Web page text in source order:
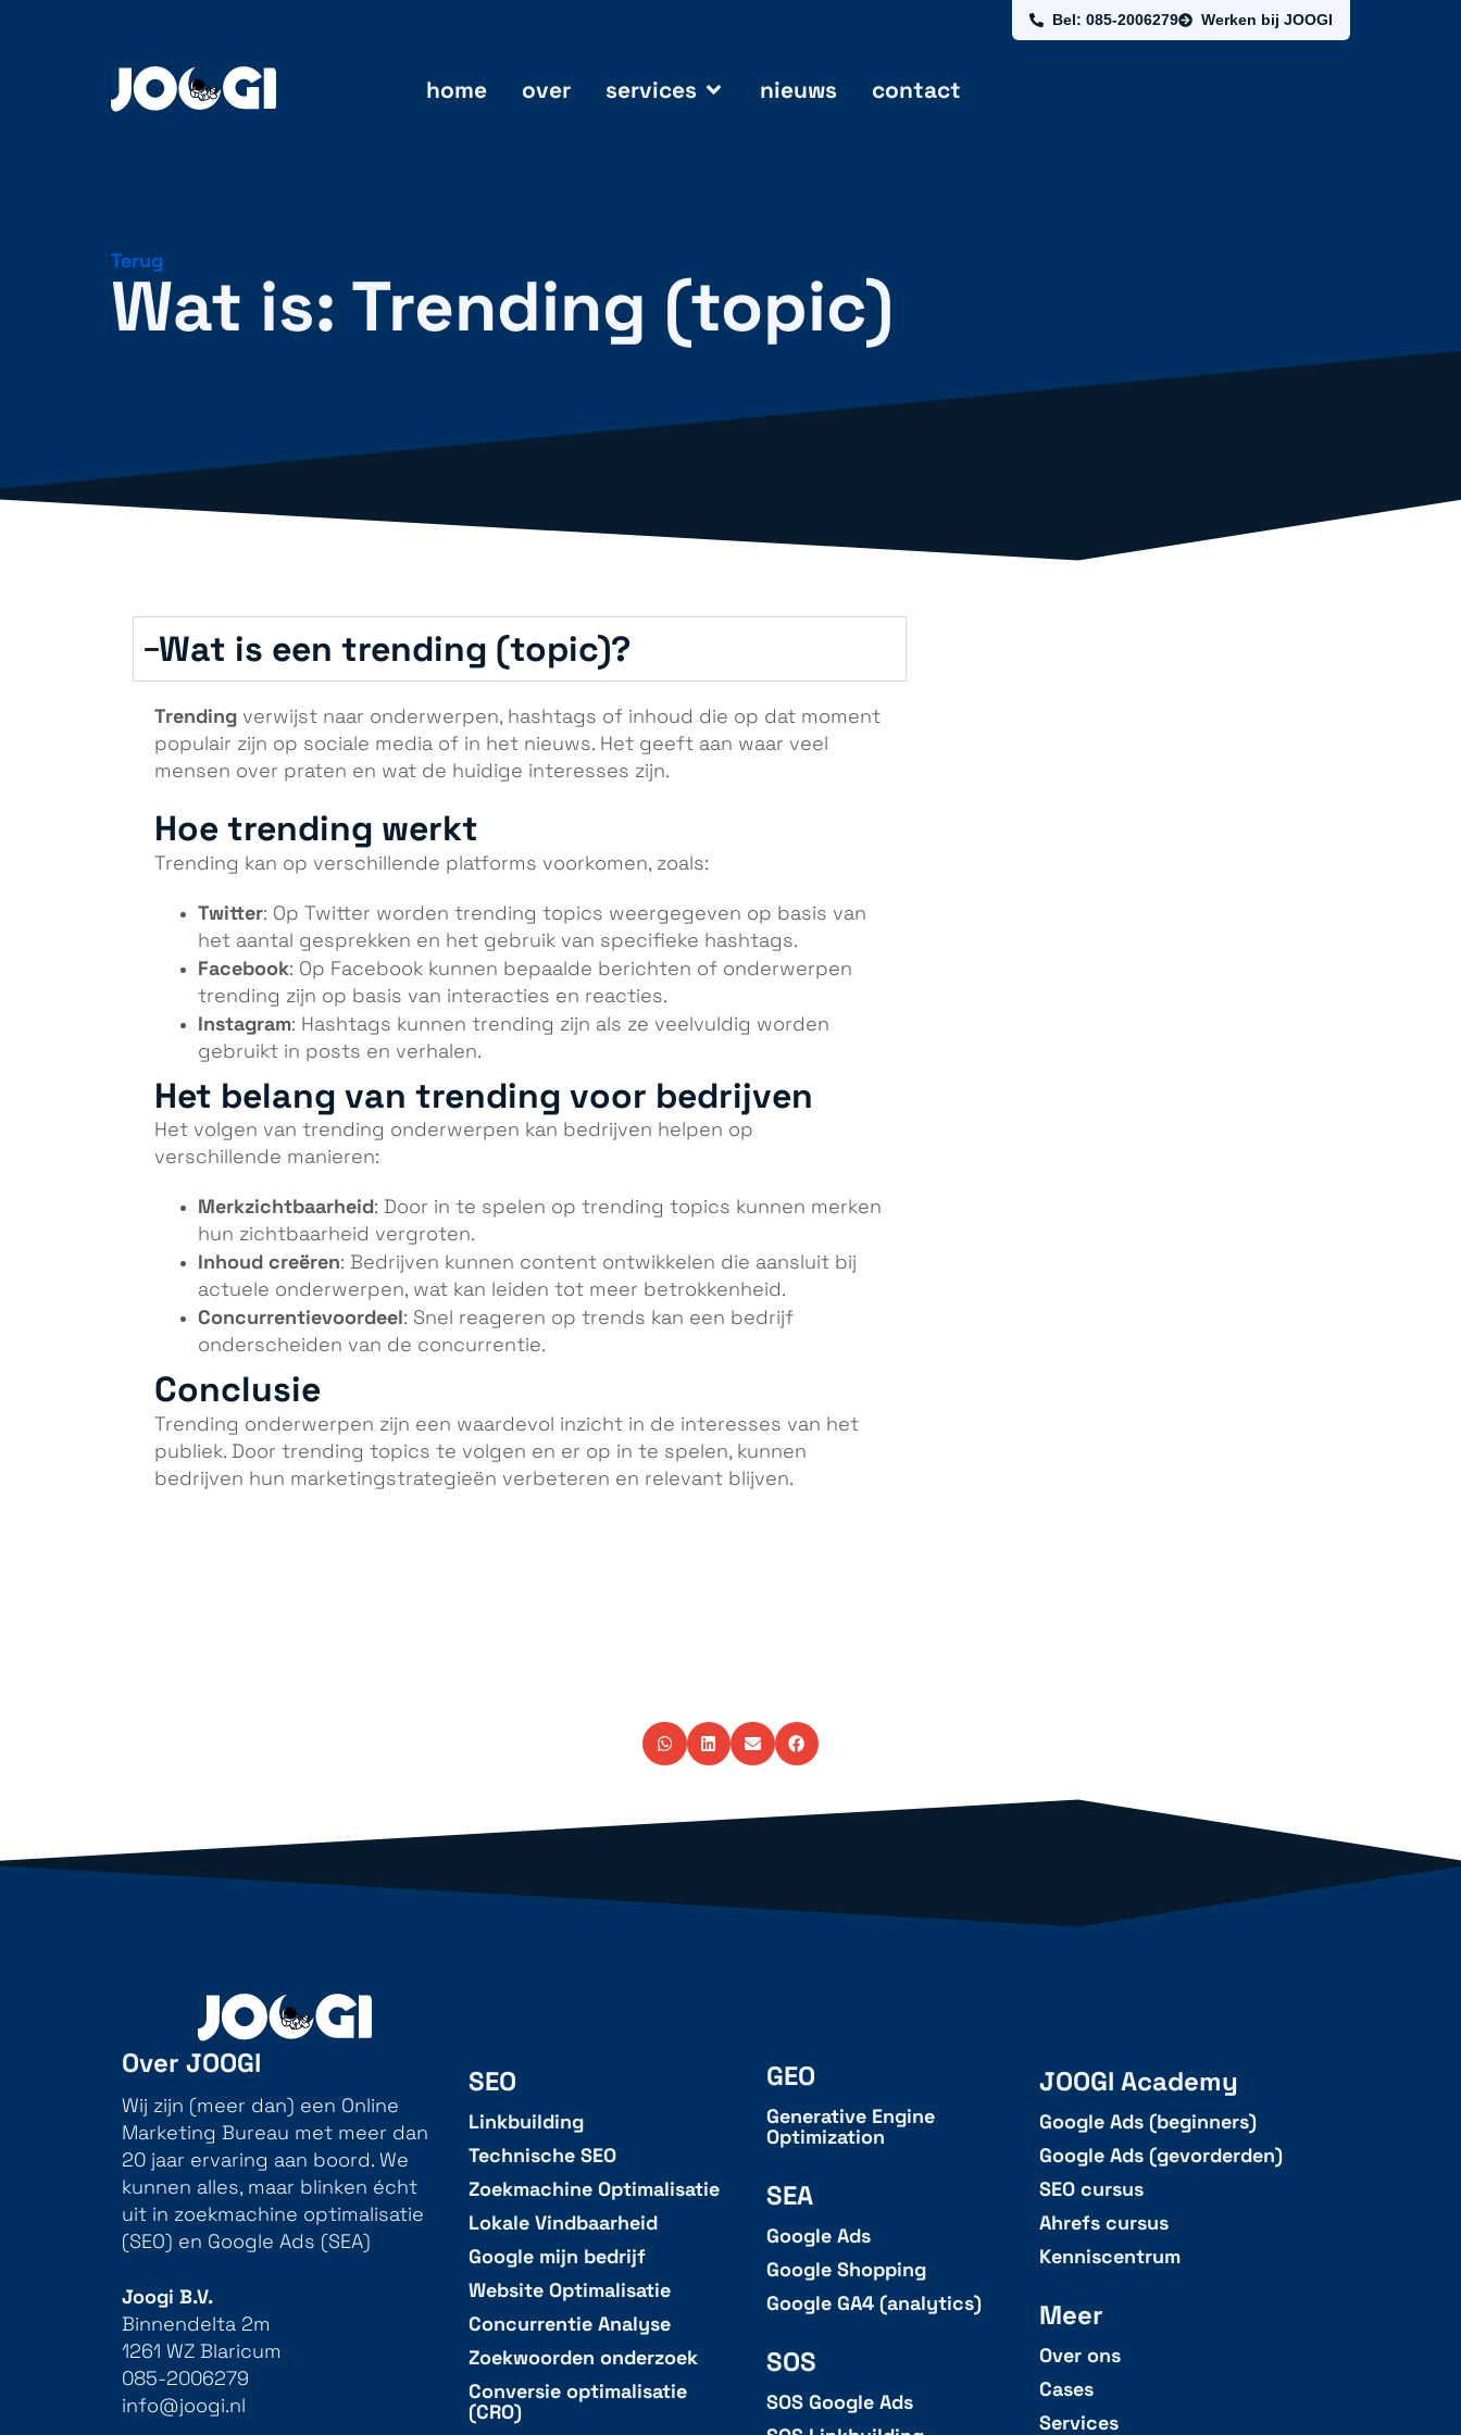
Bel: 085-2006279 Werken bij JOOGI
home over services nieuws contact
Terug
Wat is: Trending (topic)
Wat is een trending (topic)?
Trending verwijst naar onderwerpen, hashtags of inhoud die op dat moment
populair zijn op sociale media of in het nieuws. Het geeft aan waar veel
mensen over praten en wat de huidige interesses zijn.
Hoe trending werkt
Trending kan op verschillende platforms voorkomen, zoals:
Twitter: Op Twitter worden trending topics weergegeven op basis van
het aantal gesprekken en het gebruik van specifieke hashtags.
Facebook: Op Facebook kunnen bepaalde berichten of onderwerpen
trending zijn op basis van interacties en reacties.
Instagram: Hashtags kunnen trending zijn als ze veelvuldig worden
gebruikt in posts en verhalen.
Het belang van trending voor bedrijven
Het volgen van trending onderwerpen kan bedrijven helpen op
verschillende manieren:
Merkzichtbaarheid: Door in te spelen op trending topics kunnen merken
hun zichtbaarheid vergroten.
Inhoud creëren: Bedrijven kunnen content ontwikkelen die aansluit bij
actuele onderwerpen, wat kan leiden tot meer betrokkenheid.
Concurrentievoordeel: Snel reageren op trends kan een bedrijf
onderscheiden van de concurrentie.
Conclusie
Trending onderwerpen zijn een waardevol inzicht in de interesses van het
publiek. Door trending topics te volgen en er op in te spelen, kunnen
bedrijven hun marketingstrategieën verbeteren en relevant blijven.
Over JOOGI
Wij zijn (meer dan) een Online
Marketing Bureau met meer dan
20 jaar ervaring aan boord. We
kunnen alles, maar blinken écht
uit in zoekmachine optimalisatie
(SEO) en Google Ads (SEA)
Joogi B.V.
Binnendelta 2m
1261 WZ Blaricum
085-2006279
info@joogi.nl
SEO
Linkbuilding
Technische SEO
Zoekmachine Optimalisatie
Lokale Vindbaarheid
Google mijn bedrijf
Website Optimalisatie
Concurrentie Analyse
Zoekwoorden onderzoek
Conversie optimalisatie
(CRO)
GEO
Generative Engine
Optimization
SEA
Google Ads
Google Shopping
Google GA4 (analytics)
SOS
SOS Google Ads
JOOGI Academy
Google Ads (beginners)
Google Ads (gevorderden)
SEO cursus
Ahrefs cursus
Kenniscentrum
Meer
Over ons
Cases
Services